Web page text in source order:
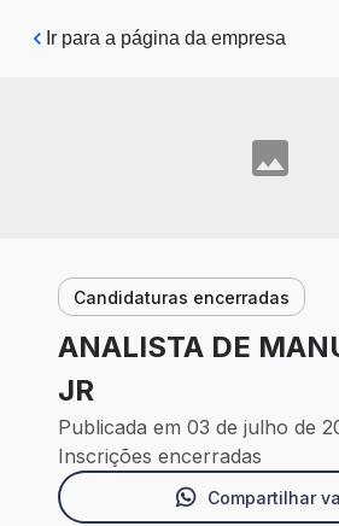
Pular para o conteúdo principal
Ir para a página da empresa
Candidaturas encerradas
ANALISTA DE
JR
Publicada em 03 de julho de
Inscrições encerradas
Compartilhar